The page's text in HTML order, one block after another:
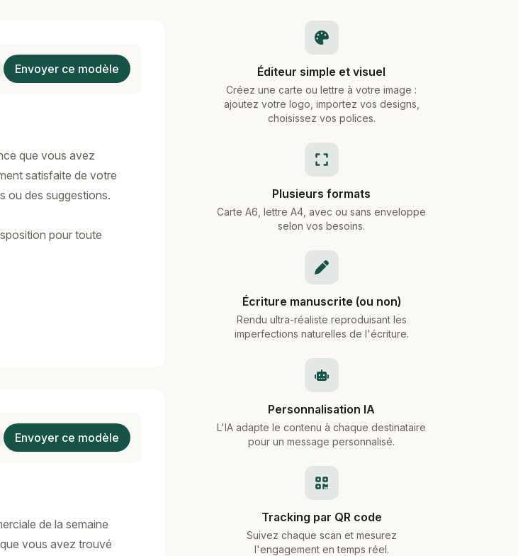
Envoyer ce modèle
que vous avez
satisfaite de votre
ou des suggestions.
pour toute
Envoyer ce modèle
de la semaine
vous avez trouvé
Éditeur simple et visuel
Créez une carte ou lettre à votre image :
ajoutez votre logo, importez vos designs,
choisissez vos polices.
Plusieurs formats
Carte A6, lettre A4, avec ou sans enveloppe
selon vos besoins.
Écriture manuscrite (ou non)
Rendu ultra-réaliste reproduisant les
imperfections naturelles de l'écriture.
Personnalisation IA
L'IA adapte le contenu à chaque destinataire
pour un message personnalisé.
Tracking par QR code
Suivez chaque scan et mesurez
l'engagement en temps réel.